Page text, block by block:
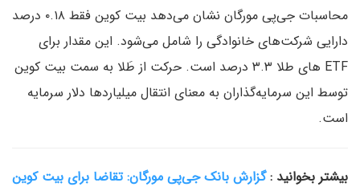
محاسبات جی‌پی مورگان نشان می‌دهد بیت کوین فقط ۰.۱۸ درصد
دارایی شرکت‌های خانوادگی را شامل می‌شود. این مقدار برای
ETF های طلا ۳.۳ درصد است. حرکت از طَلا به سمت بیت کوین
توسط این سرمایه‌گذاران به معنای انتقال میلیاردها دلار سرمایه
است.
بیشتر بخوانید :گزارش بانک جی‌پی مورگان: تقاضا برای بیت کوین